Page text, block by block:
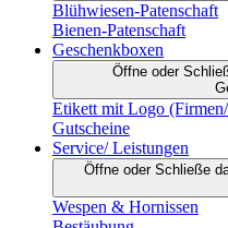
Blühwiesen-Patenschaft
Bienen-Patenschaft
Geschenkboxen
Öffne oder
Etikett mit Logo
Gutscheine
Service/ Leistungen
Öffne oder Schließe
Wespen & Hornissen